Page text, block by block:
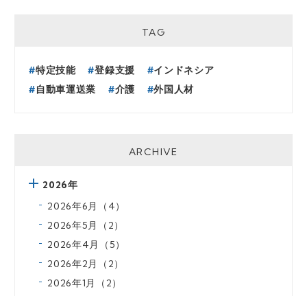
TAG
特定技能 登録支援
インドネシア
自動車運送業
介護 外国人材
ARCHIVE
2026年
2026年6月（4）
2026年5月（2）
2026年4月（5）
2026年2月（2）
2026年1月（2）